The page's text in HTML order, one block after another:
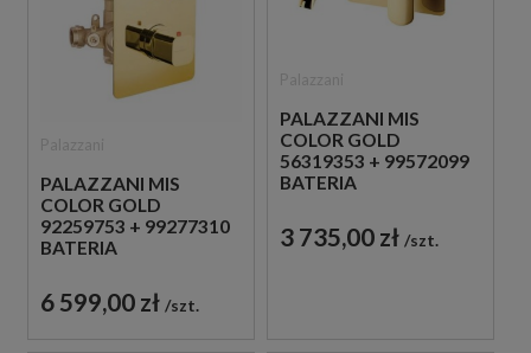
PALAZZANI MIS
COLOR GOLD
92259753 + 99277310
BATERIA
TERMOSTATEM
ZŁOTA
6 599,00 zł szt.
PALAZZANI MIS
COLOR GOLD
56319353 + 99572099
BATERIA
PODTYNKOWA
JEDNOUCHWYTOWA
3 735,00 zł szt.